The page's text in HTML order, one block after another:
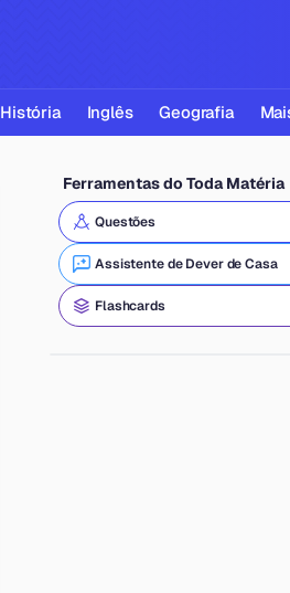
História Inglês Geografia
Química
Física
Filosofia
Ferramentas do Toda Matéria
Questões
Assistente de Dever de Casa
Flashcards